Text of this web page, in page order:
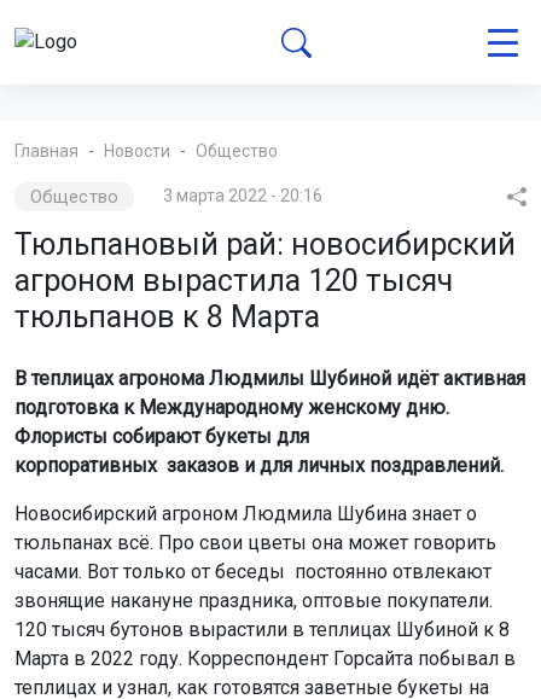
Главная Новости Общество
Общество 3 марта 2022 - 20:16
Тюльпановый рай: новосибирский
агроном вырастила 120 тысяч
тюльпанов к 8 Марта
В теплицах агронома Людмилы Шубиной идёт активная
подготовка к Международному женскому дню.
Флористы собирают букеты для
корпоративных заказов и для личных поздравлений.
Новосибирский агроном Людмила Шубина знает о
тюльпанах всё. Про свои цветы она может говорить
часами. Вот только от беседы постоянно отвлекают
звонящие накануне праздника, оптовые покупатели.
120 тысяч бутонов вырастили в теплицах Шубиной к 8
Марта в 2022 году. Корреспондент Горсайта побывал в
теплицах и узнал, как готовятся заветные букеты на